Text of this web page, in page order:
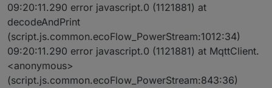
09:20:11.290 error javascript.0 (1121881) at
decodeAndPrint
(script.js.common.ecoFlow_PowerStream:1012:34)
09:20:11.290 error javascript.0 (1121881) at MqttClient.
<anonymous>
(script.js.common.ecoFlow_PowerStream:843:36)